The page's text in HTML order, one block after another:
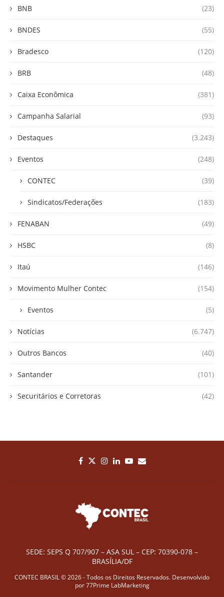
BNB (23)
BNDES (55)
Bradesco (120)
BRB (48)
Caixa Econômica (381)
Campanha Salarial (93)
Destaques (3.243)
Eventos (248)
CONTEC (39)
Sindicatos/Federações (183)
FENABAN (49)
HSBC (8)
Itaú (146)
Movimento Mulher Contec (154)
Eventos (5)
Notícias (6.747)
Outros Bancos (40)
Santander (101)
Securitários e Corretoras (42)
SEDE: SEPS Q 707/907 – ASA SUL – CEP: 70390-078 –
BRASÍLIA/DF
CONTEC BRASIL © 2026 - Todos os Direitos Reservados. Desenvolvido
por77Prime LabMarketing